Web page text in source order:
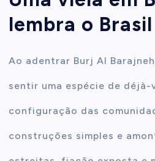
lembra o Brasil
Ao adentrar Burj Al
sentir uma espécie de déjà-
configuração das
construções simples e